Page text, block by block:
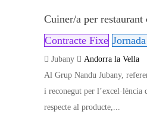
Cuiner/a per
Contracte Fixe
Jubany
Andorra la Vella
Al Grup Nandu Jubany,
i reconegut per l’excel·lència
respecte al producte,...